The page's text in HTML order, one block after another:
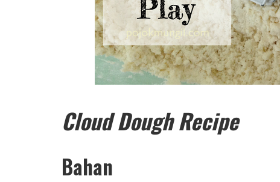
Cloud Dough Recipe
Bahan